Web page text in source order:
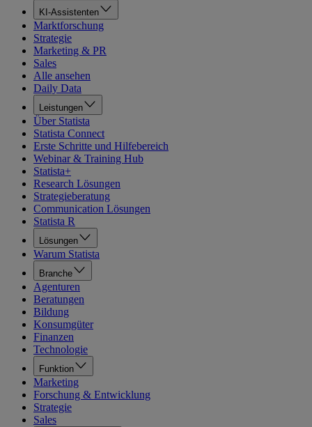
KI-Assistenten
Marktforschung
Strategie
Marketing & PR
Sales
Alle ansehen
Daily Data
Leistungen
Über Statista
Statista Connect
Erste Schritte und Hilfebereich
Webinar & Training Hub
Statista+
Research Lösungen
Strategieberatung
Communication Lösungen
Statista R
Lösungen
Warum Statista
Branche
Agenturen
Beratungen
Bildung
Konsumgüter
Finanzen
Technologie
Funktion
Marketing
Forschung & Entwicklung
Strategie
Sales